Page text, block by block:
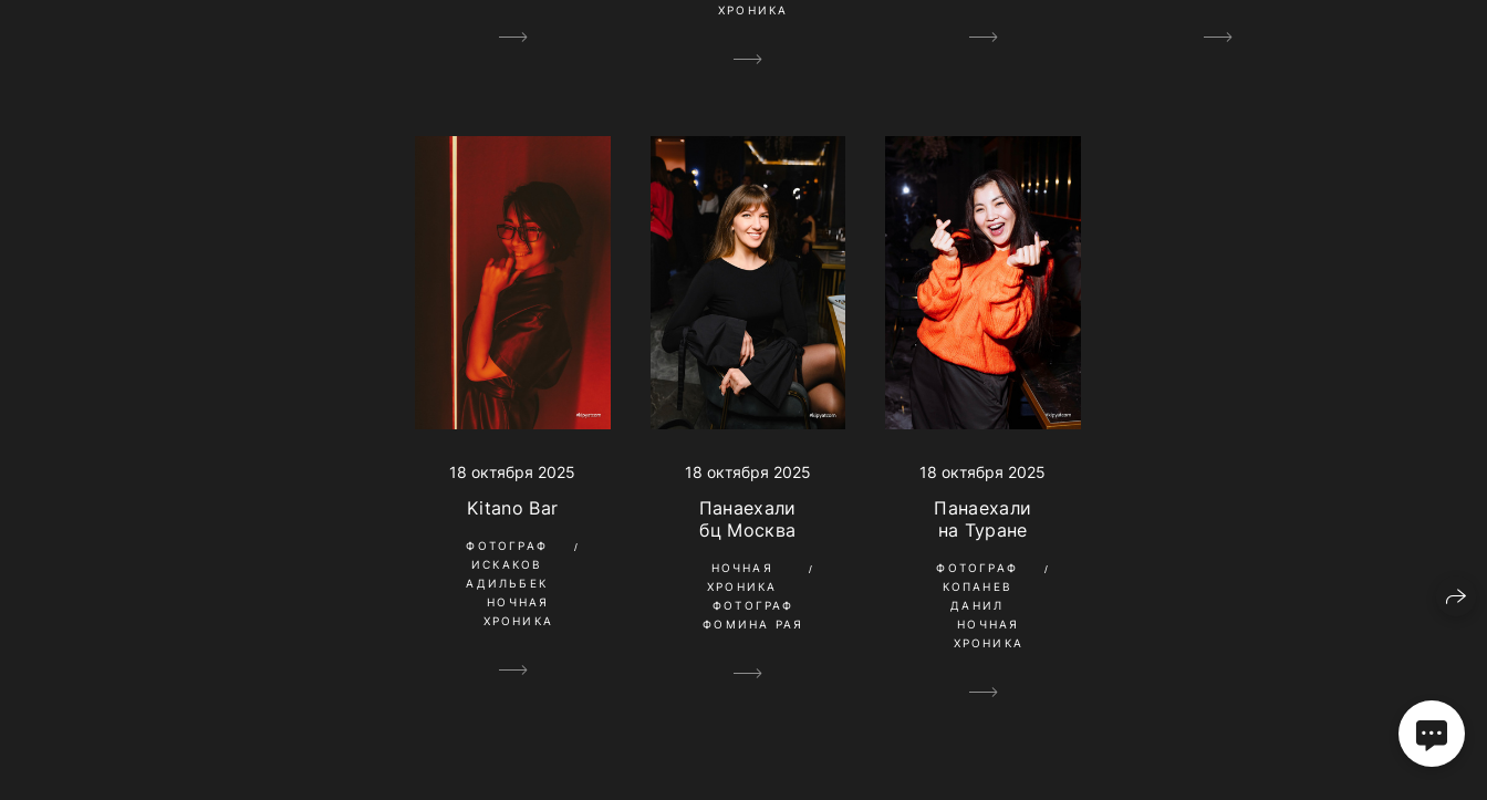
ХРОНИКА
18 октября 2025
Kitano Bar
ФОТОГРАФ
ИСКАКОВ
АДИЛЬБЕК
НОЧНАЯ
ХРОНИКА
18 октября 2025
Панаехали
бц Москва
НОЧНАЯ
ХРОНИКА
ФОТОГРАФ
ФОМИНА РАЯ
18 октября 2025
Панаехали
на Туране
ФОТОГРАФ
КОПАНЕВ
ДАНИЛ
НОЧНАЯ
ХРОНИКА